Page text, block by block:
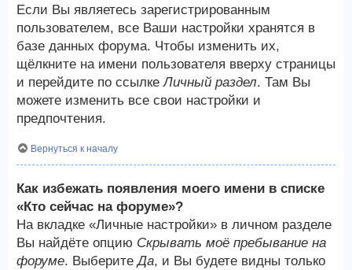
Если Вы являетесь зарегистрированным
пользователем, все Ваши настройки хранятся в
базе данных форума. Чтобы изменить их,
щёлкните на имени пользователя вверху страницы
и перейдите по ссылкеЛичный раздел. Там Вы
можете изменить все свои настройки и
предпочтения.
Вернуться к началу
Как избежать появления моего имени в списке
«Кто сейчас на форуме»?
На вкладке «Личные настройки» в личном разделе
Вы найдёте опцию Скрывать моё пребывание на
форуме. ВыберитеДа, и Вы будете видны только